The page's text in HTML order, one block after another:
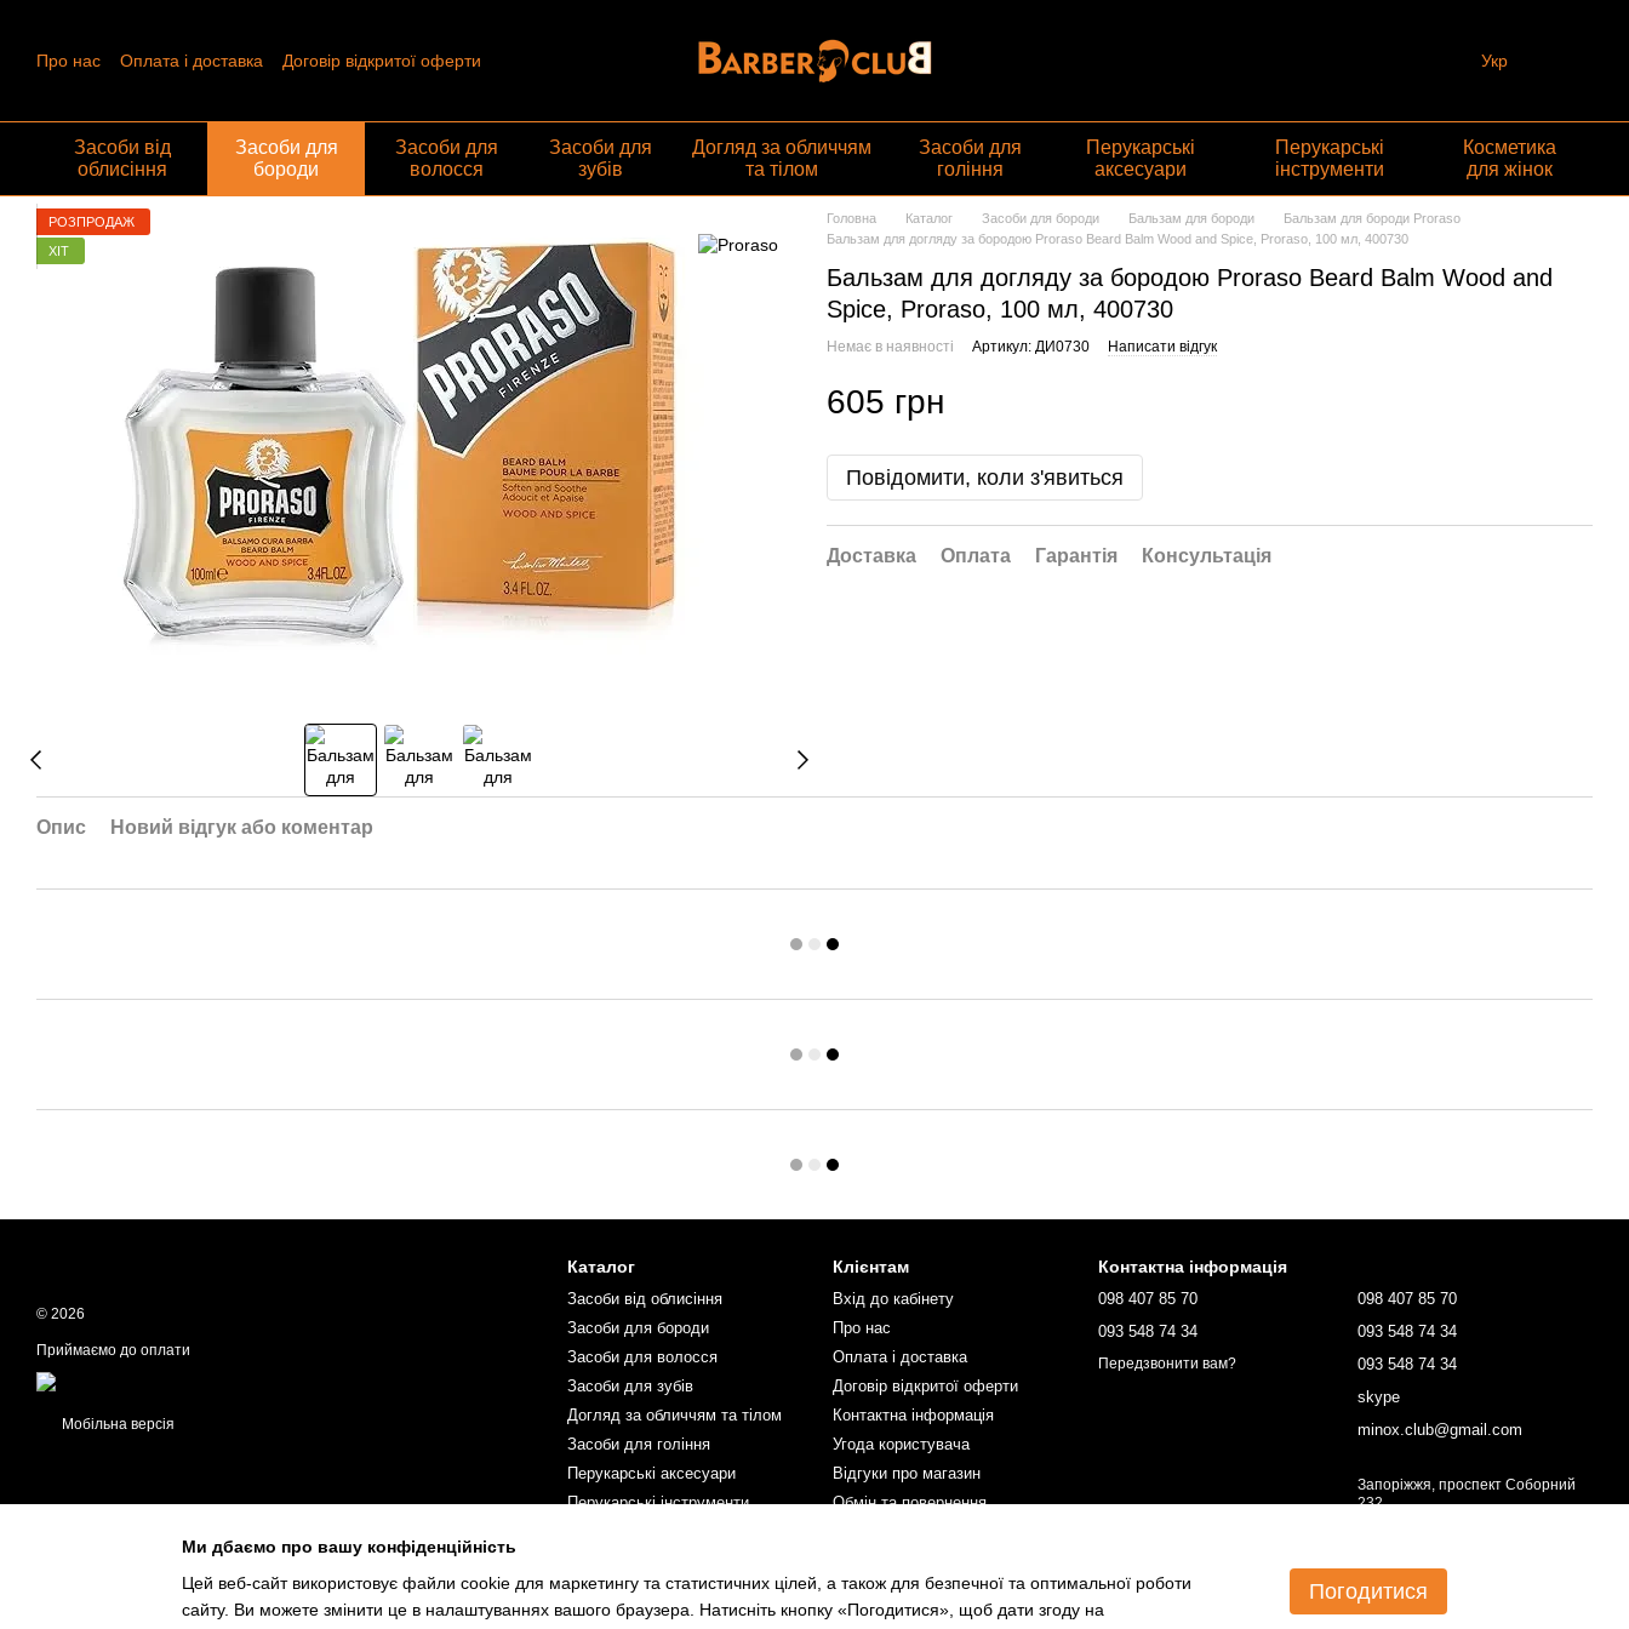
Про нас Оплата і доставка
Договір відкритої оферти
Укр
Засоби від
облисіння
Засоби для
бороди
Засоби для
волосся
Засоби для
зубів
Догляд за обличчям
та тілом
Засоби для
гоління
Перукарські
аксесуари
Перукарські
інструменти
Косметика
для жінок
РОЗПРОДАЖ
ХІТ
Головна Каталог Засоби для бороди Бальзам для бороди
Бальзам для бороди Proraso
Бальзам для догляду за бородою Proraso Beard Balm Wood and Spice, Proraso, 100 мл, 400730
Бальзам для догляду за бородою Proraso Beard Balm Wood and
Spice, Proraso, 100 мл, 400730
Немає в наявності Артикул: ДИ0730 Написати відгук
605 грн
Повідомити, коли з'явиться
Доставка Оплата Гарантія Консультація
Опис Новий відгук або коментар
© 2026
Приймаємо до оплати
Мобільна версія
Каталог
Засоби від облисіння
Засоби для бороди
Засоби для волосся
Засоби для зубів
Догляд за обличчям та тілом
Засоби для гоління
Перукарські аксесуари
Перукарські інструменти
Клієнтам
Вхід до кабінету
Про нас
Оплата і доставка
Договір відкритої оферти
Контактна інформація
Угода користувача
Відгуки про магазин
Обмін та повернення
Контактна інформація
098 407 85 70
093 548 74 34
Передзвонити вам?
098 407 85 70
093 548 74 34
093 548 74 34
skype
minox.club@gmail.com
Запоріжжя, проспект Соборний
232
Ми дбаємо про вашу конфіденційність
Цей веб-сайт використовує файли cookie для маркетингу та статистичних цілей, а також для безпечної та оптимальної роботи
сайту. Ви можете змінити це в налаштуваннях вашого браузера. Натисніть кнопку «Погодитися», щоб дати згоду на
Погодитися